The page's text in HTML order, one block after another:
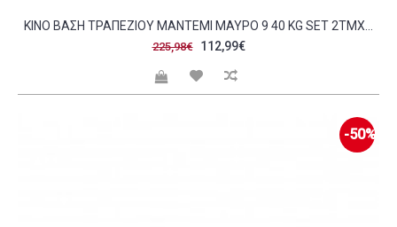
225,98€ 112,99€
-50%